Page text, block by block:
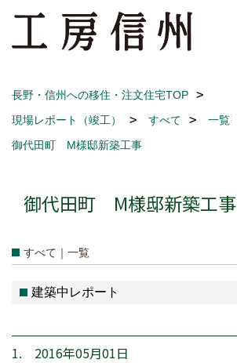
長野・信州への移住・注文住宅TOP
現場レポート（竣工）
すべて
一覧
御代田町 M様邸新築工事
御代田町 M様邸新築工事
すべて｜一覧
建築中レポート
1. 2016年05月01日